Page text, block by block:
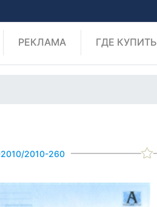
РЕКЛАМА ГДЕ КУПИТЬ
2010-260